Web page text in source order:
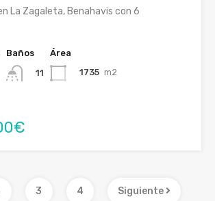
La Zagaleta, Benahavis con 6
Baños
11
Área
1735 m2
3 4 Siguiente